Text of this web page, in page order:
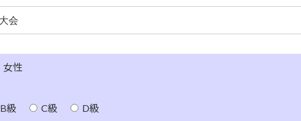
女性
B級 C級 D級